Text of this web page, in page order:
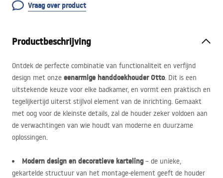
Vraag over product
Productbeschrijving
Ontdek de perfecte combinatie van functionaliteit en verfijnd
design met onze eenarmige handdoekhouder Otto. Dit is een
uitstekende keuze voor elke badkamer, en vormt een praktisch en
tegelijkertijd uiterst stijlvol element van de inrichting. Gemaakt
met oog voor de kleinste details, zal de houder zeker voldoen aan
de verwachtingen van wie houdt van moderne en duurzame
oplossingen.
Modern design en decoratieve karteling– de unieke,
gekartelde structuur van het montage-element geeft de houder